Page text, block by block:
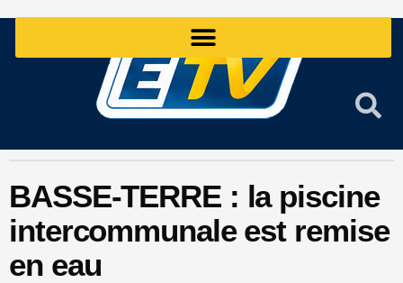
BASSE-TERRE : la piscine
intercommunale est remise
en eau